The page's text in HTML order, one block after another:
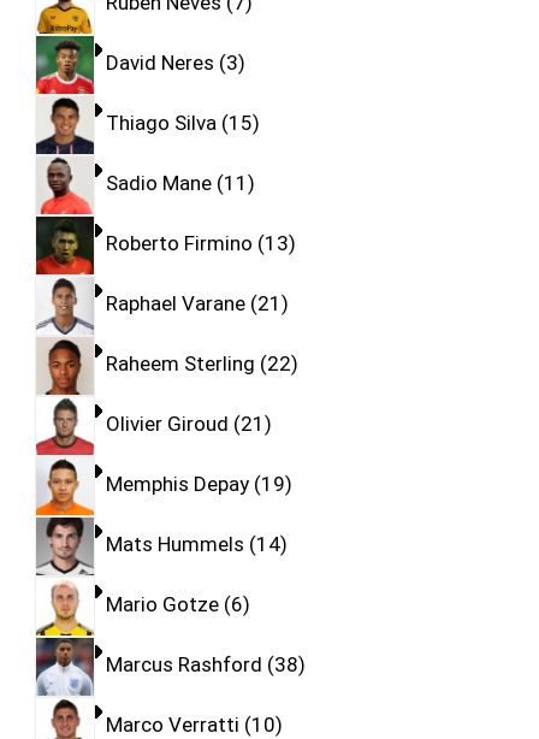
David Neres 3
Thiago Silva 15
Sadio Mane 11
Roberto Firmino 13
Raphael Varane 21
Raheem Sterling 22
Olivier Giroud 21
Memphis Depay 19
Mats Hummels 14
Mario Gotze 6
Marcus Rashford 38
Marco Verratti 10